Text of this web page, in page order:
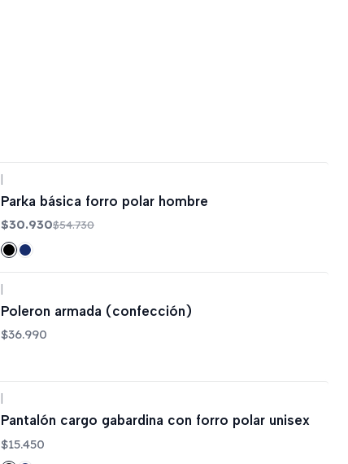
Parka básica forro polar hombre
$30.930$54.730
|
Poleron armada (confección)
$36.990
Pantalón cargo gabardina con forro polar unisex
$15.450